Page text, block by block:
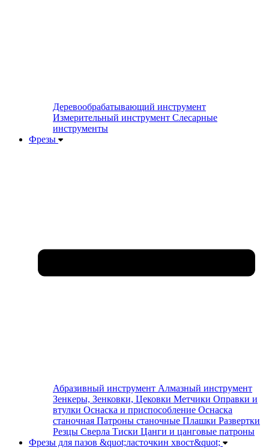
Деревообрабатывающий инструмент
Измерительный инструмент Слесарные
инструменты
Фрезы
Абразивный инструмент Алмазный инструмент
Зенкеры, Зенковки, Цековки Метчики Оправки и
втулки Оснаска и приспособление Оснаска
станочная Патроны станочные Плашки Развертки
Резцы Сверла Тиски Цанги и цанговые патроны
Фрезы для пазов &quot;ласточкин хвост&quot;